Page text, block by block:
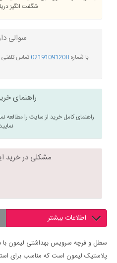
شگفت انگیز
سوالی
با شماره02191091208تماس تلفنی
راهنمای
راهنمای کامل خرید از سایت را مطالعه
نمایید
مشکلی در خرید
اطلاعات بیشتر
سطل و فرچه سرویس بهداشتی لیمون
پلاستیک لیمون است که مناسب برای